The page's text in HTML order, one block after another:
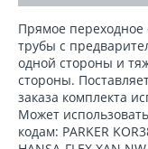
Прямое переходное
трубы с
одной стороны и
стороны.
заказа комплекта
Может
кодам: PARKER